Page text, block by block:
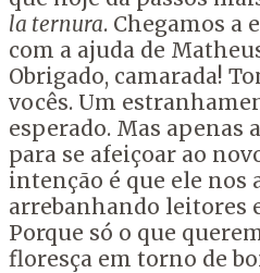
la ternura. Chegamos a
com a ajuda de
Obrigado, camarada!
vocês. Um
esperado. Mas apenas
para se afeiçoar ao
intenção é que ele nos
arrebanhando leitores
Porque só o que
floresça em torno de